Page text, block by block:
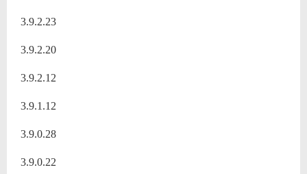
3.9.2.23
3.9.2.20
3.9.2.12
3.9.1.12
3.9.0.28
3.9.0.22